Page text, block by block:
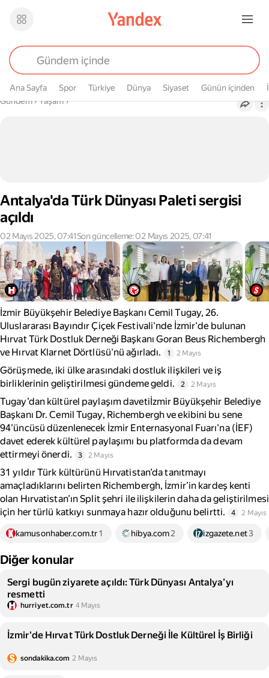
Ana Sayfa Spor Türkiye Dünya Siyaset Günün içinden
Buradasın
Gündem› Yaşam›
Antalya'da Türk Dünyası Paleti sergisi
açıldı
02 Mayıs 2025, 07:41Son güncelleme: 02 Mayıs 2025, 07:41
İzmir Büyükşehir Belediye Başkanı Cemil Tugay, 26.
Uluslararası Bayındır Çiçek Festivali'nde İzmir'de bulunan
Hırvat Türk Dostluk Derneği Başkanı Goran Beus Richembergh
ve Hırvat Klarnet Dörtlüsü'nü ağırladı.
1 2 Mayıs
Görüşmede, iki ülke arasındaki dostluk ilişkileri ve iş
birliklerinin geliştirilmesi gündeme geldi.
2 2 Mayıs
Tugay’dan kültürel paylaşım davetiİzmir Büyükşehir Belediye
Başkanı Dr. Cemil Tugay, Richembergh ve ekibini bu sene
94’üncüsü düzenlenecek İzmir Enternasyonal Fuarı’na (İEF)
davet ederek kültürel paylaşımı bu platformda da devam
ettirmeyi önerdi.
3 2 Mayıs
31 yıldır Türk kültürünü Hırvatistan’da tanıtmayı
amaçladıklarını belirten Richembergh, İzmir’in kardeş kenti
olan Hırvatistan’ın Split şehri ile ilişkilerin daha da geliştirilmesi
için her türlü katkıyı sunmaya hazır olduğunu belirtti.
4 2 Mayıs
kamusonhaber.com.tr1 hibya.com2 izgazete.net3
Diğer konular
Sergi bugün ziyarete açıldı: Türk Dünyası Antalya’yı
resmetti
hurriyet.com.tr 4 Mayıs
İzmir'de Hırvat Türk Dostluk Derneği İle Kültürel İş Birliği
sondakika.com 2 Mayıs